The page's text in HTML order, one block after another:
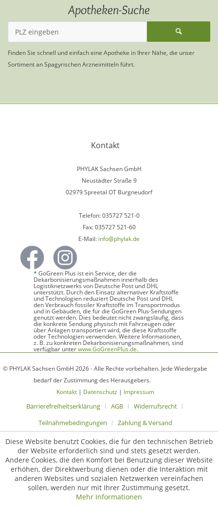
Apotheken-Suche
Finden Sie schnell und einfach eine Apotheke in Ihrer Nähe, die unser
Sortiment an Spagyrischen Arzneimitteln führt.
Kontakt
PHYLAK Sachsen GmbH
Neustädter Straße 9
02979 Spreetal OT Burgneudorf
Telefon: 035727 521-0
Fax: 035727 521-60
E-Mail: info@phylak.de
* GoGreen Plus ist ein Service, der die
Dekarbonisierungsmaßnahmen innerhalb des
Logistiknetzwerks von Deutsche Post und DHL
unterstützt. Durch den Einsatz alternativer Kraftstoffe
und Technologien reduziert Deutsche Post und DHL
den Verbrauch fossiler Kraftstoffe im Transportmodus
und in Gebäuden, die für die GoGreen Plus-Sendungen
genutzt werden. Dies bedeutet nicht zwangsläufig, dass
die konkrete Sendung physisch mit Fahrzeugen oder
über Anlagen transportiert wird, die diese Kraftstoffe
oder Technologien verwenden. Weitere Informationen,
z. B. zu konkreten Dekarbonisierungsmaßnahmen, sind
verfügbar unterwww.GoGreenPlus.de.
© PHYLAK Sachsen GmbH 2026 - Alle Rechte vorbehalten. Jede Wiedergabe
bedarf der Zustimmung des Herausgebers.
Kontakt| Datenschutz| Impressum
Barrierefreiheitserklärung AGB
Widerrufsrecht
Teilnahmebedingungen
Zahlung & Versand
Diese Website benutzt Cookies, die für den technischen Betrieb
der Website erforderlich sind und stets gesetzt werden.
Andere Cookies, die den Komfort bei Benutzung dieser Website
erhöhen, der Direktwerbung dienen oder die Interaktion mit
anderen Websites und sozialen Netzwerken vereinfachen
sollen, werden nur mit Ihrer Zustimmung gesetzt.
Mehr Informationen